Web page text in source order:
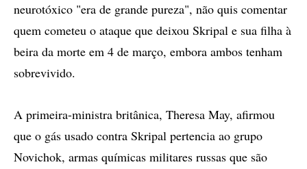
neurotóxico "era de grande pureza", não quis comentar
quem cometeu o ataque que deixou Skripal e sua filha à
beira da morte em 4 de março, embora ambos tenham
sobrevivido.
A primeira-ministra britânica, Theresa May, afirmou
que o gás usado contra Skripal pertencia ao grupo
Novichok, armas químicas militares russas que são